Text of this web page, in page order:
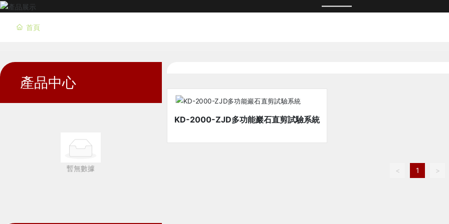
首頁
產品中心
暫無數據
KD-2000-ZJD多功能巖石直剪試驗系統
< 1 >